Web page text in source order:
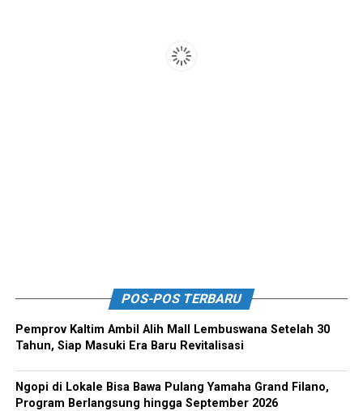
POS-POS TERBARU
Pemprov Kaltim Ambil Alih Mall Lembuswana Setelah 30
Tahun, Siap Masuki Era Baru Revitalisasi
Ngopi di Lokale Bisa Bawa Pulang Yamaha Grand Filano,
Program Berlangsung hingga September 2026